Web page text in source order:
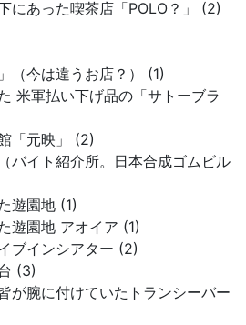
にあった喫茶店「POLO？」 (2)
（今は違うお店？） (1)
米軍払い下げ品の「サトーブラ
「元映」 (2)
バイト紹介所。日本合成ゴムビル
遊園地 (1)
遊園地 アオイア (1)
ブインシアター (2)
(3)
が腕に付けていたトランシーバー